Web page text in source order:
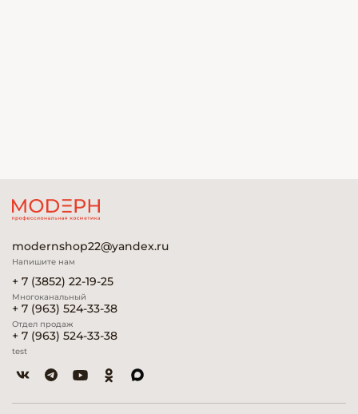
modernshop22@yandex.ru
Напишите нам
+ 7 (3852) 22-19-25
Многоканальный
+ 7 (963) 524-33-38
Отдел продаж
+ 7 (963) 524-33-38
test